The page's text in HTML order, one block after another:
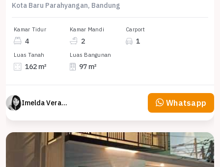
Kota Baru Parahyangan, Bandung
Kamar Tidur
4
Kamar Mandi
2
Carport
1
Luas Tanah
162 m²
Luas Bangunan
97 m²
Imelda Veranika Whatsapp